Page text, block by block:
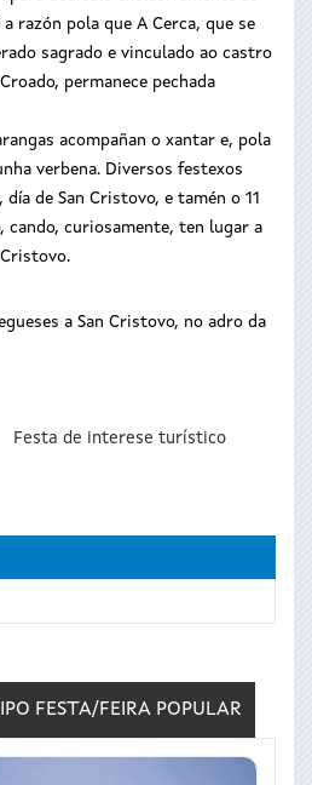
razón pola que A Cerca, que se
sagrado e vinculado ao castro
permanece pechada
acompañan o xantar e, pola
verbena. Diversos festexos
de San Cristovo, e tamén o 11
cando, curiosamente, ten lugar a
a San Cristovo, no adro da
Festa de interese turístico
FESTA/FEIRA POPULAR